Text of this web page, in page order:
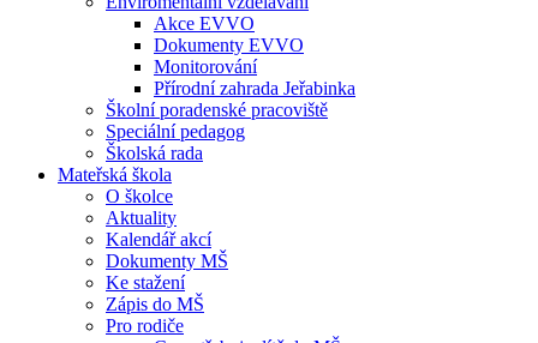
Akce EVVO
Dokumenty EVVO
Monitorování
Přírodní zahrada Jeřabinka
Školní poradenské pracoviště
Speciální pedagog
Školská rada
Mateřská škola
O školce
Aktuality
Kalendář akcí
Dokumenty MŠ
Ke stažení
Zápis do MŠ
Pro rodiče